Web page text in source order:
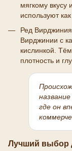
мягкому вкусу
используют
Ред
Вирджинии с
кислинкой.
плотность и
где он
Лучший выбор